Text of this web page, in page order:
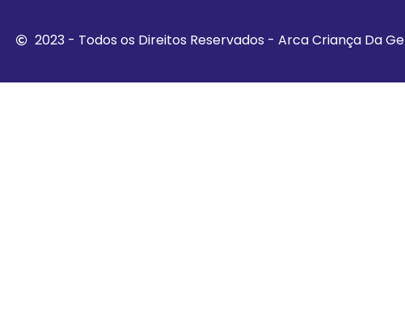
2023 - Todos os Direitos Reservados - Arca Criança Da